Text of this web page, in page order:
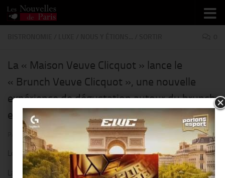
Skip to content
La « Maison Veuve Clicquot » lance le
« Brunch Veuve Clicquot », une nouvelle
expérience de dégustation autour du brunch
et de la mixologie !!
THIERRY KER · PUBLIÉ12 JUIN 2017· MIS À JOUR 10 AOÛT 2017
Le « Brunch Veuve Clicquot » : une expérience culinaire inédite !!
La « Maison Veuve Clicquot » lance le « Brunch Veuve Clicquot »,